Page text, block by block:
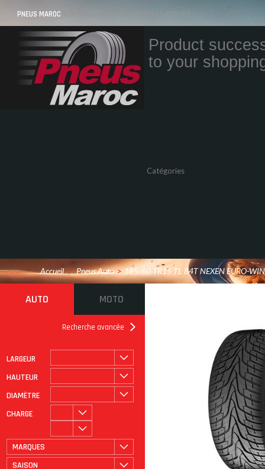
PNEUS MAROC VOS PNEUS AU MAROC LIVRÉS ET MONTÉS
Product
to your
Catégories
Accueil / Pneus Auto > 185/60 TR15 TL 84T NEXEN EURO-WIN
AUTO MOTO
Recherche avancée
LARGEUR
HAUTEUR
DIAMÈTRE
CHARGE
MARQUES
SAISON
ROULAGE À PLAT